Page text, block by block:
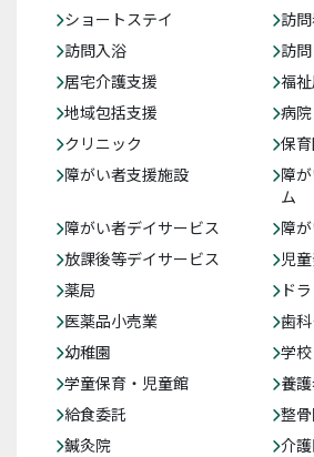
ショートステイ
訪
訪問入浴
訪
居宅介護支援
福
地域包括支援
病院
クリニック
保
障がい者支援施設
障
ム
障がい者デイサービス
障
放課後等デイサービス
児
薬局
ド
医薬品小売業
歯
幼稚園
学校
学童保育・児童館
養
給食委託
整
鍼灸院
介